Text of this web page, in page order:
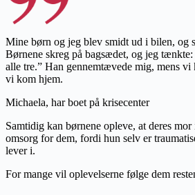
Mine børn og jeg blev smidt ud i bilen, og
Børnene skreg på bagsædet, og jeg
alle tre.” Han gennemtævede mig, mens vi
vi kom hjem.
Michaela, har boet på krisecenter
Samtidig kan børnene opleve, at deres
omsorg for dem, fordi hun selv er
lever i.
For mange vil oplevelserne følge dem